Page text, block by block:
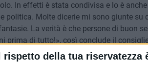
rispetto della tua riservatezza
In effetti è stata condivisa e lo è anche
politica. Molte dicerie mi sono giunte su
La verità è che persone di buon
prima di tutto!», così conclude il